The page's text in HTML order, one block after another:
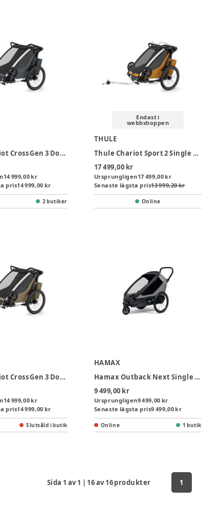
Thule Chariot Cross Gen 3 Double Cykelvagn 2 Barn - Slate
14 999,00 kr
pris14 999,00 kr
2 butiker
Endast i
webbshoppen
THULE
Thule Chariot Sport 2 Single Cykelvagn - Gold
17 499,00 kr
Ursprungligen17 499,00 kr
Senaste lägsta pris13 999,20 kr
Online
Thule Chariot Cross Gen 3 Double Cykelvagn 2 Barn - Faded Khaki
14 999,00 kr
pris14 999,00 kr
Slutsåld i butik
HAMAX
Hamax Outback Next Single Cykelvagn - Dusty Green
9 499,00 kr
Ursprungligen9 499,00 kr
Senaste lägsta pris9 499,00 kr
Online 1 butik
Sida 1 av1 | 16av16produkter 1